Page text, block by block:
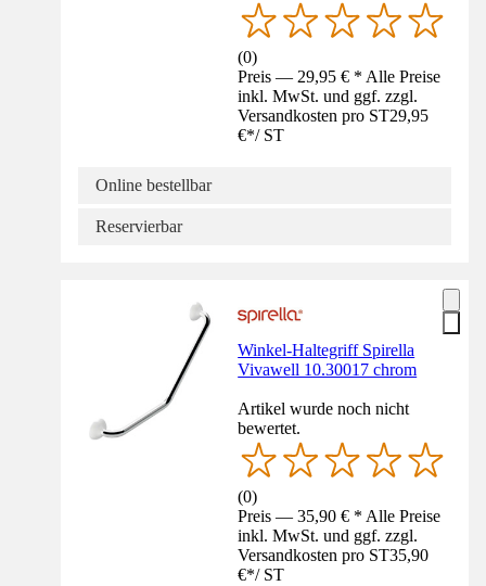
(0)
Preis — 29,95 € * Alle Preise
inkl. MwSt. und ggf. zzgl.
Versandkosten pro ST29,95
€*/ ST
Online bestellbar
Reservierbar
Winkel-Haltegriff Spirella
Vivawell 10.30017 chrom
Artikel wurde noch nicht
bewertet.
(0)
Preis — 35,90 € * Alle Preise
inkl. MwSt. und ggf. zzgl.
Versandkosten pro ST35,90
€*/ ST